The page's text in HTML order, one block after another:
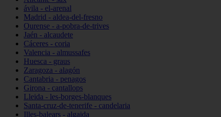
ávila - el-arenal
Madrid - aldea-del-fresno
Ourense - a-pobra-de-trives
Jaén - alcaudete
Cáceres - coria
Valencia - almussafes
Huesca - graus
Zaragoza - alagón
Cantabria - penagos
Girona - cantallops
Lleida - les-borges-blanques
Santa-cruz-de-tenerife - candelaria
Illes-balears - algaida